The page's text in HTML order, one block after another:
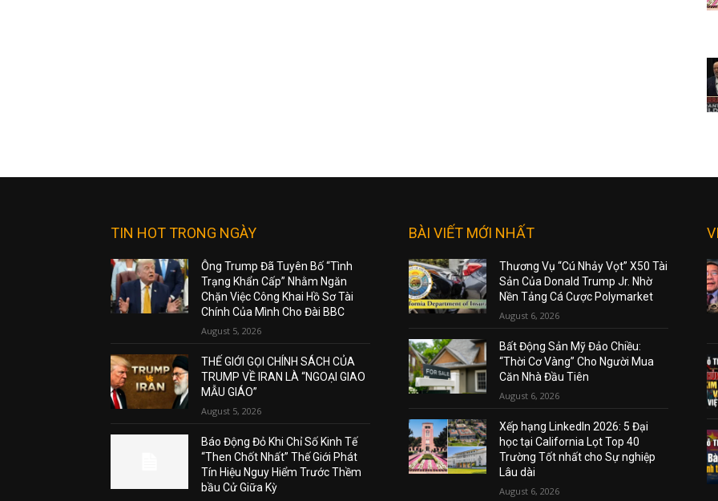
TIN HOT TRONG NGÀY
Ông Trump Đã Tuyên Bố “Tình
Trạng Khẩn Cấp” Nhằm Ngăn
Chặn Việc Công Khai Hồ Sơ Tài
Chính Của Mình Cho Đài BBC
August 5, 2026
THẾ GIỚI GỌI CHÍNH SÁCH CỦA
TRUMP VỀ IRAN LÀ “NGOẠI GIAO
MẪU GIÁO”
August 5, 2026
Báo Động Đỏ Khi Chỉ Số Kinh Tế
“Then Chốt Nhất” Thế Giới Phát
Tín Hiệu Nguy Hiểm Trước Thềm
bầu Cử Giữa Kỳ
BÀI VIẾT MỚI NHẤT
Thương Vụ “Cú Nhảy Vọt” X50 Tài
Sản Của Donald Trump Jr. Nhờ
Nền Tảng Cá Cược Polymarket
August 6, 2026
Bất Động Sản Mỹ Đảo Chiều:
“Thời Cơ Vàng” Cho Người Mua
Căn Nhà Đầu Tiên
August 6, 2026
Xếp hạng LinkedIn 2026: 5 Đại
học tại California Lọt Top 40
Trường Tốt nhất cho Sự nghiệp
Lâu dài
August 6, 2026